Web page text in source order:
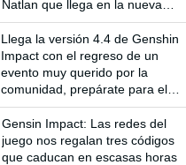
Natlan que llega en la nueva
actualización
Llega la versión 4.4 de Genshin
Impact con el regreso de un
evento muy querido por la
comunidad, prepárate para el
Rito de la Linterna 2024
Gensin Impact: Las redes del
juego nos regalan tres códigos
que caducan en escasas horas